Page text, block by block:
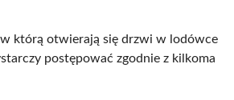
którą otwierają się drzwi w lodówce
postępować zgodnie z kilkoma